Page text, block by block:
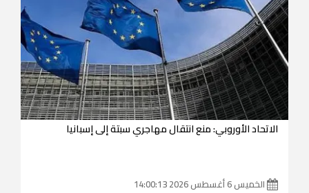
الاتحاد الأوروبي: منع انتقال مهاجري سبتة إلى إسبانيا
الخميس 6 أغسطس 2026 14:00:13